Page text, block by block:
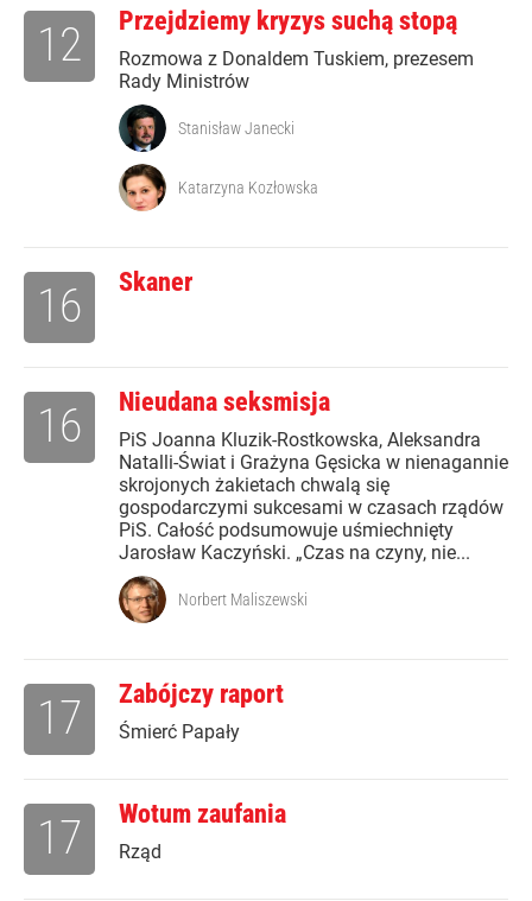
Przejdziemy kryzys suchą stopą
Rozmowa z Donaldem Tuskiem, prezesem
Rady Ministrów
12
Stanisław Janecki
Katarzyna Kozłowska
Skaner
16
Nieudana seksmisja
PiS Joanna Kluzik-Rostkowska, Aleksandra
Natalli-Świat i Grażyna Gęsicka w nienagannie
skrojonych żakietach chwalą się
gospodarczymi sukcesami w czasach rządów
PiS. Całość podsumowuje uśmiechnięty
Jarosław Kaczyński. „Czas na czyny, nie...
16
Norbert Maliszewski
Zabójczy raport
Śmierć Papały
17
Wotum zaufania
Rząd
17